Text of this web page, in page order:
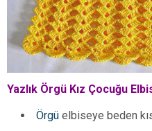
Yazlık Örgü Kız Çocuğu
Örgü elbiseye beden